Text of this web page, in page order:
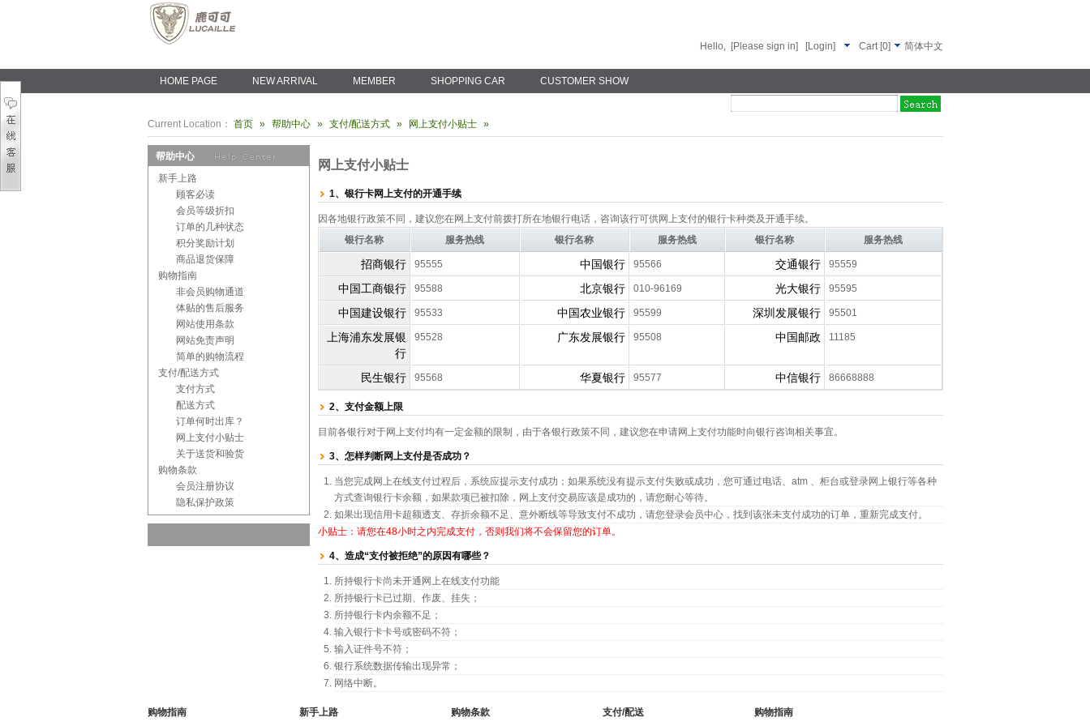
Hello, [Please sign in] [Login] Cart[0] 简体中文
HOME PAGE NEW ARRIVAL MEMBER SHOPPING CAR CUSTOMER SHOW
Current Location： 首页 » 帮助中心 » 支付/配送方式 » 网上支付小贴士 »
帮助中心
新手上路
顾客必读
会员等级折扣
订单的几种状态
积分奖励计划
商品退货保障
购物指南
非会员购物通道
体贴的售后服务
网站使用条款
网站免责声明
简单的购物流程
支付/配送方式
支付方式
配送方式
订单何时出库？
网上支付小贴士
关于送货和验货
购物条款
会员注册协议
隐私保护政策
网上支付小贴士
1、银行卡网上支付的开通手续
因各地银行政策不同，建议您在网上支付前拨打所在地银行电话，咨询该行可供网上支付的银行卡种类及开通手续。
银行名称
服务热线 银行名称 服务热线 银行名称 服务热线
招商银行 95555 中国银行 95566 交通银行 95559
中国工商银行 95588 北京银行 010-96169 光大银行 95595
中国建设银行 95533 中国农业银行 95599 深圳发展银行 95501
上海浦东发展银
行
95528 广东发展银行 95508 中国邮政 11185
民生银行 95568 华夏银行 95577 中信银行 86668888
2、支付金额上限
目前各银行对于网上支付均有一定金额的限制，由于各银行政策不同，建议您在申请网上支付功能时向银行咨询相关事宜。
3、怎样判断网上支付是否成功？
当您完成网上在线支付过程后，系统应提示支付成功；如果系统没有提示支付失败或成功，您可通过电话、atm 、柜台或登录网上银行等各种
方式查询银行卡余额，如果款项已被扣除，网上支付交易应该是成功的，请您耐心等待。
如果出现信用卡超额透支、存折余额不足、意外断线等导致支付不成功，请您登录会员中心，找到该张未支付成功的订单，重新完成支付。
小贴士：请您在48小时之内完成支付，否则我们将不会保留您的订单。
4、造成“支付被拒绝”的原因有哪些？
所持银行卡尚未开通网上在线支付功能
所持银行卡已过期、作废、挂失；
所持银行卡内余额不足；
输入银行卡卡号或密码不符；
输入证件号不符；
银行系统数据传输出现异常；
网络中断。
购物指南 新手上路 购物条款 支付/配送 购物指南